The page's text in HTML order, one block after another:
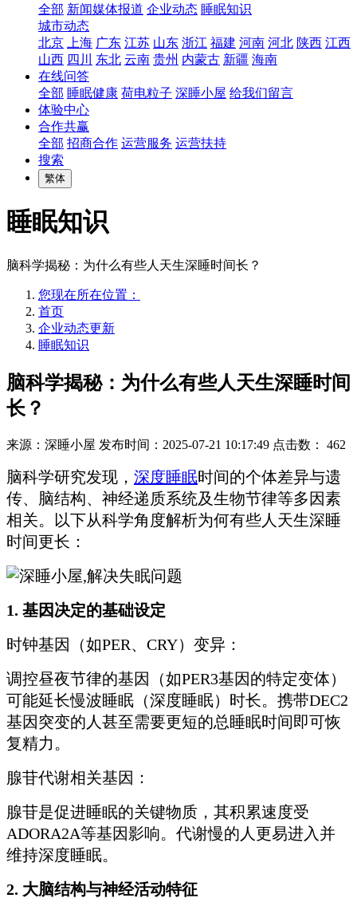
全部 新闻媒体报道 企业动态 睡眠知识
城市动态
北京
上海 广东 江苏 山东 浙江 福建 河南 河北 陕西 江西
山西 四川 东北 云南 贵州 内蒙古 新疆 海南
在线问答
全部 睡眠健康 荷电粒子 深睡小屋 给我们留言
体验中心
合作共赢
全部 招商合作 运营服务 运营扶持
搜索
繁体
睡眠知识
脑科学揭秘：为什么有些人天生深睡时间长？
您现在所在位置：
首页
企业动态更新
睡眠知识
脑科学揭秘：为什么有些人天生深睡时间
长？
来源：深睡小屋 发布时间：2025-07-21 10:17:49 点击数： 462
脑科学研究发现， 深度睡眠时间的个体差异与遗
传、脑结构、神经递质系统及生物节律等多因素
相关。以下从科学角度解析为何有些人天生深睡
时间更长：
1. 基因决定的基础设定
时钟基因（如PER、CRY）变异：
调控昼夜节律的基因（如PER3基因的特定变体）
可能延长慢波睡眠（深度睡眠）时长。携带DEC2
基因突变的人甚至需要更短的总睡眠时间即可恢
复精力。
腺苷代谢相关基因：
腺苷是促进睡眠的关键物质，其积累速度受
ADORA2A等基因影响。代谢慢的人更易进入并
维持深度睡眠。
2. 大脑结构与神经活动特征